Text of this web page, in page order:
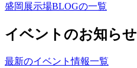
盛岡展示場BLOGの一覧
イベントのお知らせ
最新のイベント情報一覧